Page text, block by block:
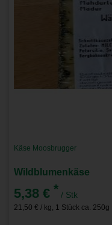
Käse Moosbrugger
Wildblumenkäse
5,38 € * / Stk
21,50 € / kg, 1 Stück ca. 250g